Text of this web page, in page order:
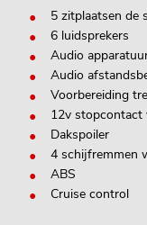
5 zitplaatsen de
6 luidsprekers
Audio
Audio
Voorbereiding
12v stopcontact
Dakspoiler
4 schijfremmen
ABS
Cruise control